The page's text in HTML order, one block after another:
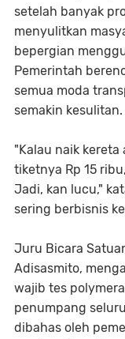
setelah banyak
menyulitkan
bepergian
Pemerintah
semua moda
semakin kesulitan.
"Kalau naik
tiketnya Rp 15
Jadi, kan lucu,"
sering berbisnis
Juru Bicara
Adisasmito,
wajib tes
penumpang
dibahas oleh